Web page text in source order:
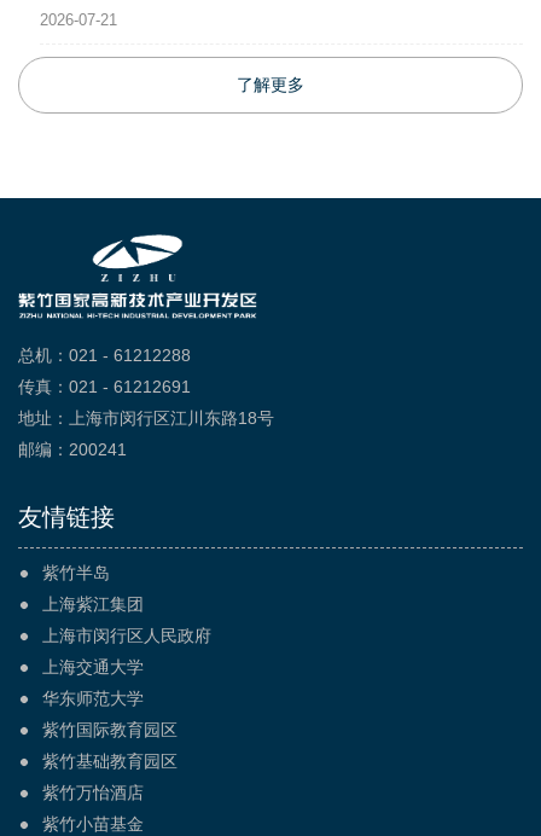
2026-07-21
了解更多
总机：021 - 61212288
传真：021 - 61212691
地址：上海市闵行区江川东路18号
邮编：200241
友情链接
紫竹半岛
上海紫江集团
上海市闵行区人民政府
上海交通大学
华东师范大学
紫竹国际教育园区
紫竹基础教育园区
紫竹万怡酒店
紫竹小苗基金